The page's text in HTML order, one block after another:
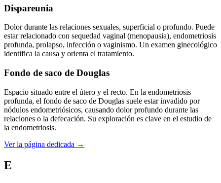
Dispareunia
Dolor durante las relaciones sexuales, superficial o profundo. Puede
estar relacionado con sequedad vaginal (menopausia), endometriosis
profunda, prolapso, infección o vaginismo. Un examen ginecológico
identifica la causa y orienta el tratamiento.
Fondo de saco de Douglas
Espacio situado entre el útero y el recto. En la endometriosis
profunda, el fondo de saco de Douglas suele estar invadido por
nódulos endometriósicos, causando dolor profundo durante las
relaciones o la defecación. Su exploración es clave en el estudio de
la endometriosis.
Ver la página dedicada →
E